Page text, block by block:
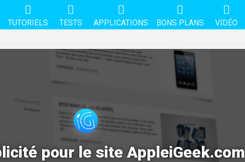
TUTORIELS TESTS APPLICATIONS BONS PLANS VIDÉO
pour le site AppleiGeek.com